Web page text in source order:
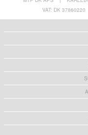
VAT: DK 37860220